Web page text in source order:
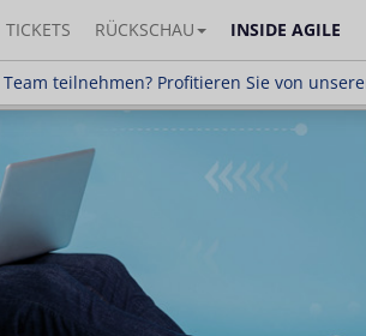
TICKETS RÜCKSCHAU INSIDE AGILE
teilnehmen? Profitieren Sie von
Profitieren Sie von